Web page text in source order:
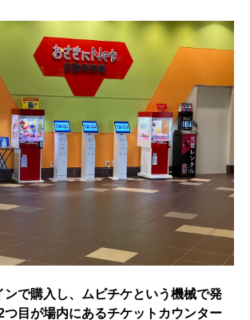
ンで購入し、ムビチケという機械で発
つ目が場内にあるチケットカウンター